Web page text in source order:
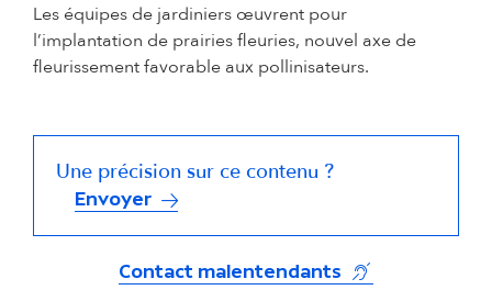
Les équipes de jardiniers œuvrent pour
l’implantation de prairies fleuries, nouvel axe de
fleurissement favorable aux pollinisateurs.
Une précision sur ce contenu ?
Envoyer
Contact malentendants (s'ouvre dans